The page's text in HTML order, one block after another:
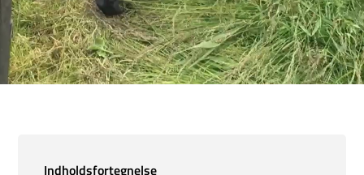
Indholdsfortegnelse